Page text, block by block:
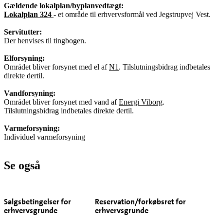
Gældende lokalplan/byplanvedtægt:
Lokalplan 324 - et område til erhvervsformål ved Jegstrupvej Vest.
Servitutter:
Der henvises til tingbogen.
Elforsyning:
Området bliver forsynet med el afN1 . Tilslutningsbidrag indbetales
direkte dertil.
Vandforsyning:
Området bliver forsynet med vand afEnergi Viborg.
Tilslutningsbidrag indbetales direkte dertil.
Varmeforsyning:
Individuel varmeforsyning
Se også
Salgsbetingelser for
erhvervsgrunde
Reservation/forkøbsret for
erhvervsgrunde